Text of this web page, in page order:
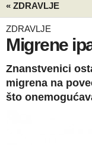
« ZDRAVLJE
ZDRAVLJE
Migrene
Znanstvenici
migrena na
što